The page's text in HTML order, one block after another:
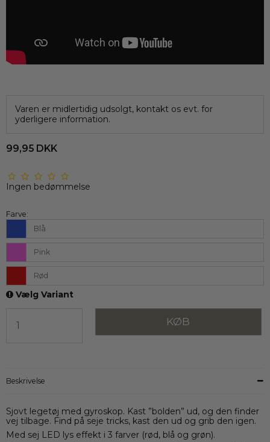
Varen er midlertidig udsolgt, kontakt os evt. for
yderligere information.
99,95 DKK
Ingen bedømmelse
Farve:
Blå
Pink
Rød
Vælg Variant
KØB
Beskrivelse
Sjovt legetøj med gyroskop. Kast ”bolden” ud, og den finder
vej tilbage. Find på seje tricks, kast den ud og grib den igen.
Med sej LED lys effekt i 3 farver (rød, blå og grøn).